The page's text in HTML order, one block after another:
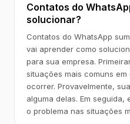
Contatos do
solucionar?
Contatos do WhatsApp
vai aprender como
para sua empresa.
situações mais comuns
ocorrer. Provavelmente,
alguma delas. Em
o problema nas situações